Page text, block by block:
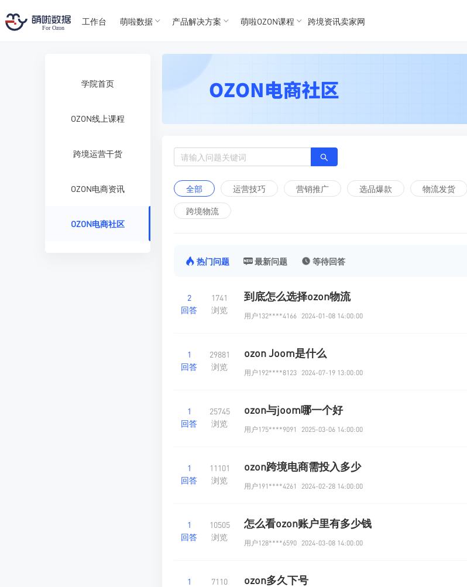
For Ozon
For OZon
TK数据
TK数据
工作台 萌啦数据 产品解决方案 萌啦OZON课程 跨境资讯卖家网
学院首页
OZON线上课程
跨境运营干货
OZON电商资讯
OZON电商社区
全部 运营技巧 营销推广 选品爆款 物流发货
跨境物流
热门问题 最新问题 等待回答
2
回答
1741
浏览
到底怎么选择ozon物流
用户132****4166 2024-01-08 14:00:00
1
回答
29881
浏览
ozon Joom是什么
用户192****8123 2024-07-19 13:00:00
1
回答
25745
浏览
ozon与joom哪一个好
用户175****9091 2025-03-06 14:00:00
1
回答
11101
浏览
ozon跨境电商需投入多少
用户191****4261 2024-02-28 14:00:00
1
回答
10505
浏览
怎么看ozon账户里有多少钱
用户128****6590 2024-03-08 14:00:00
1
7110
ozon多久下号